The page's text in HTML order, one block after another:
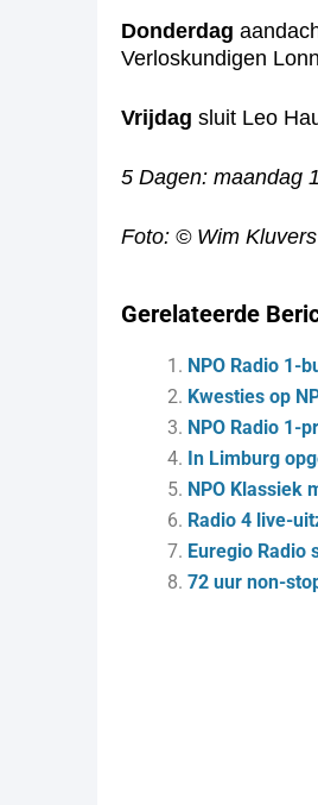
Donderdag
Verloskundigen
Vrijdag sluit Leo
5 Dagen: maandag
Foto: © Wim Kluvers
Gerelateerde
NPO Radio 1-
Kwesties op
NPO Radio 1-
In Limburg
NPO Klassiek
Radio 4 live-
Euregio Radio
72 uur non-